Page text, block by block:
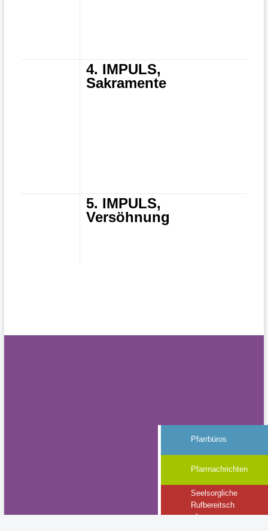
Pfarrbüros
Pfarrnachrichten
Seelsorgliche
Rufbereitsch
aft
4. IMPULS,
Sakramente
5. IMPULS,
Versöhnung